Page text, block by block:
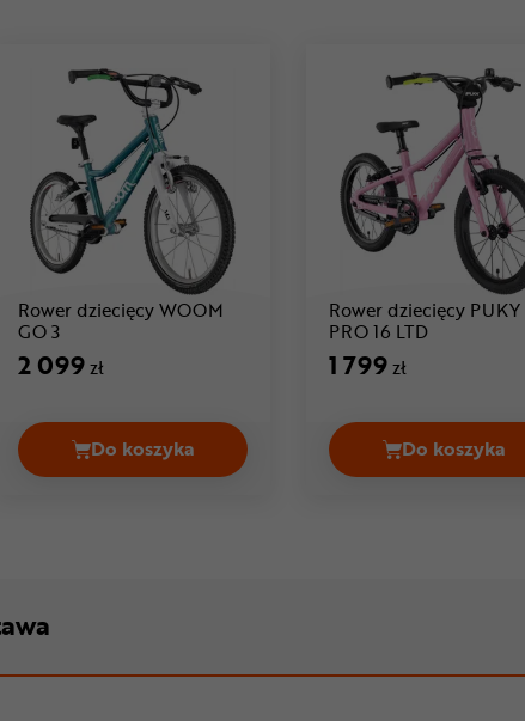
WEE 16 Cena 1099,00 zł
Rower dziecięcy WOOM
GO 3Cena: 2 099 zł
2 099zł
Do koszyka
Rower dziecięcy WOOM GO 3 Cena
Rower dziecięcy PUKY
PRO 16 LTDCena: 1 799
1 799zł
Do koszyka
Rower